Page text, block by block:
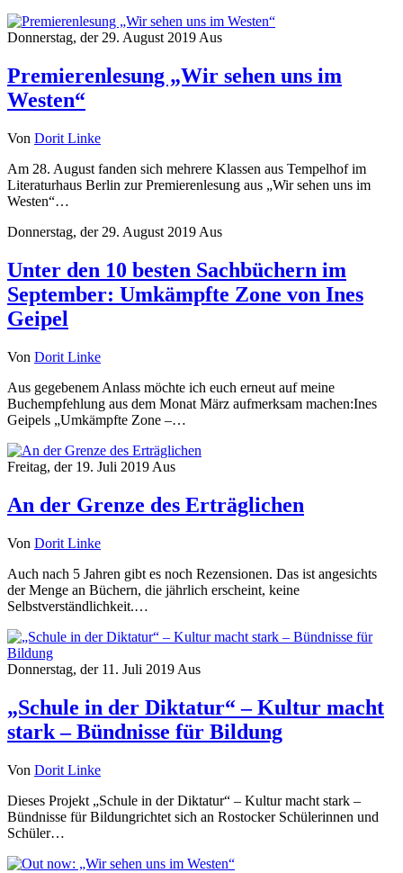
Donnerstag, der 29. August 2019 Aus
Premierenlesung „Wir sehen uns im
Westen“
Von Dorit Linke
Am 28. August fanden sich mehrere Klassen aus Tempelhof im
Literaturhaus Berlin zur Premierenlesung aus „Wir sehen uns im
Westen“…
Donnerstag, der 29. August 2019 Aus
Unter den 10 besten Sachbüchern im
September: Umkämpfte Zone von Ines
Geipel
Von Dorit Linke
Aus gegebenem Anlass möchte ich euch erneut auf meine
Buchempfehlung aus dem Monat März aufmerksam machen:Ines
Geipels „Umkämpfte Zone –…
Freitag, der 19. Juli 2019 Aus
An der Grenze des Erträglichen
Von Dorit Linke
Auch nach 5 Jahren gibt es noch Rezensionen. Das ist angesichts
der Menge an Büchern, die jährlich erscheint, keine
Selbstverständlichkeit.…
Donnerstag, der 11. Juli 2019 Aus
„Schule in der Diktatur“ – Kultur macht
stark – Bündnisse für Bildung
Von Dorit Linke
Dieses Projekt „Schule in der Diktatur“ – Kultur macht stark –
Bündnisse für Bildungrichtet sich an Rostocker Schülerinnen und
Schüler…